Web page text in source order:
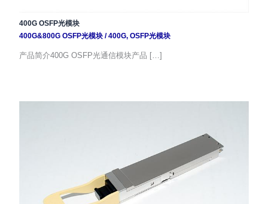
400G OSFP光模块
400G&800G OSFP光模块/400G, OSFP光模块
产品简介400G OSFP光通信模块产品 […]